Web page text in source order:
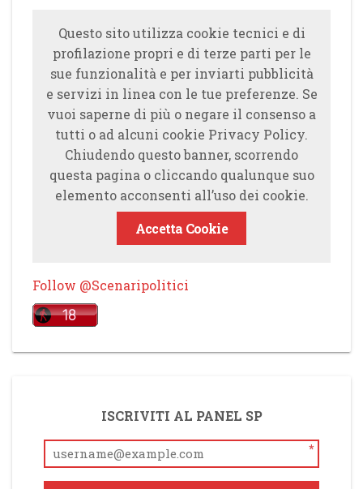
Questo sito utilizza cookie tecnici e di
profilazione propri e di terze parti per le
sue funzionalità e per inviarti pubblicità
e servizi in linea con le tue preferenze. Se
vuoi saperne di più o negare il consenso a
tutti o ad alcuni cookie Privacy Policy.
Chiudendo questo banner, scorrendo
questa pagina o cliccando qualunque suo
elemento acconsenti all’uso dei cookie.
Accetta Cookie
Follow @Scenaripolitici
ISCRIVITI AL PANEL SP
*